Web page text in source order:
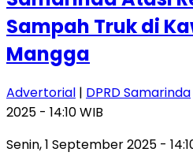
Sampah Truk di
Mangga
Advertorial | DPRD Samarinda
2025 - 14:10 WIB
Senin, 1 September 2025 -